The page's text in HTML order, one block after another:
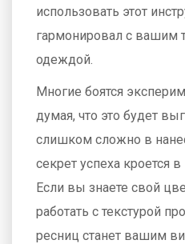
использовать этот
гармонировал с вашим
одеждой.
Многие боятся
думая, что это будет
слишком сложно в
секрет успеха кроется
Если вы знаете свой
работать с текстурой
ресниц станет вашим